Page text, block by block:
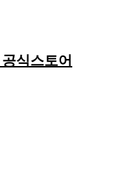
식스토어